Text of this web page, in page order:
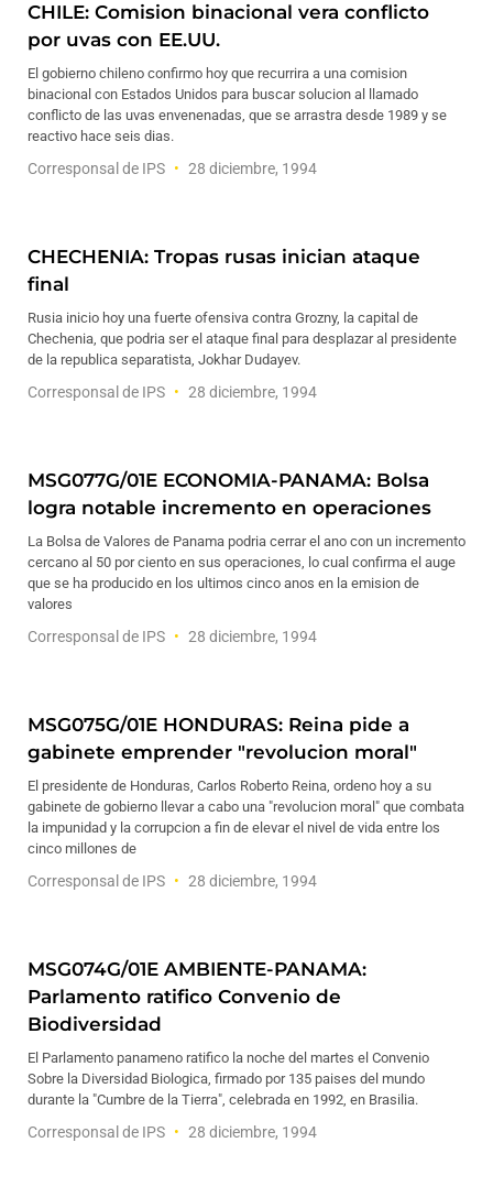
CHILE: Comision binacional vera conflicto
por uvas con EE.UU.
El gobierno chileno confirmo hoy que recurrira a una comision
binacional con Estados Unidos para buscar solucion al llamado
conflicto de las uvas envenenadas, que se arrastra desde 1989 y se
reactivo hace seis dias.
Corresponsal de IPS 28 diciembre, 1994
CHECHENIA: Tropas rusas inician ataque
final
Rusia inicio hoy una fuerte ofensiva contra Grozny, la capital de
Chechenia, que podria ser el ataque final para desplazar al presidente
de la republica separatista, Jokhar Dudayev.
Corresponsal de IPS 28 diciembre, 1994
MSG077G/01E ECONOMIA-PANAMA: Bolsa
logra notable incremento en operaciones
La Bolsa de Valores de Panama podria cerrar el ano con un incremento
cercano al 50 por ciento en sus operaciones, lo cual confirma el auge
que se ha producido en los ultimos cinco anos en la emision de
valores
Corresponsal de IPS 28 diciembre, 1994
MSG075G/01E HONDURAS: Reina pide a
gabinete emprender "revolucion moral"
El presidente de Honduras, Carlos Roberto Reina, ordeno hoy a su
gabinete de gobierno llevar a cabo una "revolucion moral" que combata
la impunidad y la corrupcion a fin de elevar el nivel de vida entre los
cinco millones de
Corresponsal de IPS 28 diciembre, 1994
MSG074G/01E AMBIENTE-PANAMA:
Parlamento ratifico Convenio de
Biodiversidad
El Parlamento panameno ratifico la noche del martes el Convenio
Sobre la Diversidad Biologica, firmado por 135 paises del mundo
durante la "Cumbre de la Tierra", celebrada en 1992, en Brasilia.
Corresponsal de IPS 28 diciembre, 1994